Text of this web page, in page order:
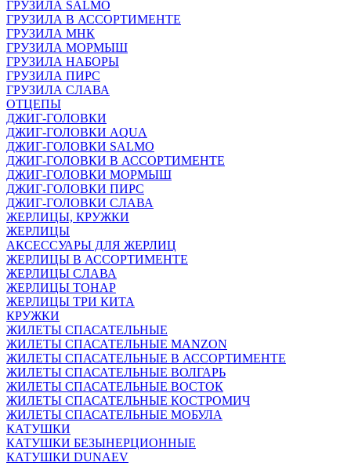
ГРУЗИЛА SALMO
ГРУЗИЛА В АССОРТИМЕНТЕ
ГРУЗИЛА МНК
ГРУЗИЛА МОРМЫШ
ГРУЗИЛА НАБОРЫ
ГРУЗИЛА ПИРС
ГРУЗИЛА СЛАВА
ОТЦЕПЫ
ДЖИГ-ГОЛОВКИ
ДЖИГ-ГОЛОВКИ AQUA
ДЖИГ-ГОЛОВКИ SALMO
ДЖИГ-ГОЛОВКИ В АССОРТИМЕНТЕ
ДЖИГ-ГОЛОВКИ МОРМЫШ
ДЖИГ-ГОЛОВКИ ПИРС
ДЖИГ-ГОЛОВКИ СЛАВА
ЖЕРЛИЦЫ, КРУЖКИ
ЖЕРЛИЦЫ
АКСЕССУАРЫ ДЛЯ ЖЕРЛИЦ
ЖЕРЛИЦЫ В АССОРТИМЕНТЕ
ЖЕРЛИЦЫ СЛАВА
ЖЕРЛИЦЫ ТОНАР
ЖЕРЛИЦЫ ТРИ КИТА
КРУЖКИ
ЖИЛЕТЫ СПАСАТЕЛЬНЫЕ
ЖИЛЕТЫ СПАСАТЕЛЬНЫЕ MANZON
ЖИЛЕТЫ СПАСАТЕЛЬНЫЕ В АССОРТИМЕНТЕ
ЖИЛЕТЫ СПАСАТЕЛЬНЫЕ ВОЛГАРЬ
ЖИЛЕТЫ СПАСАТЕЛЬНЫЕ ВОСТОК
ЖИЛЕТЫ СПАСАТЕЛЬНЫЕ КОСТРОМИЧ
ЖИЛЕТЫ СПАСАТЕЛЬНЫЕ МОБУЛА
КАТУШКИ
КАТУШКИ БЕЗЫНЕРЦИОННЫЕ
КАТУШКИ DUNAEV